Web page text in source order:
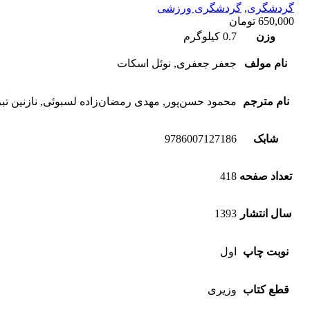
گردشگری, گردشگری ورزشی
650,000 تومان
وزن
0.7 کیلوگرم
نام مولف جعفر جعفری, نوئل اسکات
نام مترجم محمود حسن‌پور, مهدی رمضان‌زاده لسبوئی, نازنین
شابک 9786007127186
تعداد صفحه 418
سال انتشار 1393
نوبت چاپ اول
قطع کتاب وزیری